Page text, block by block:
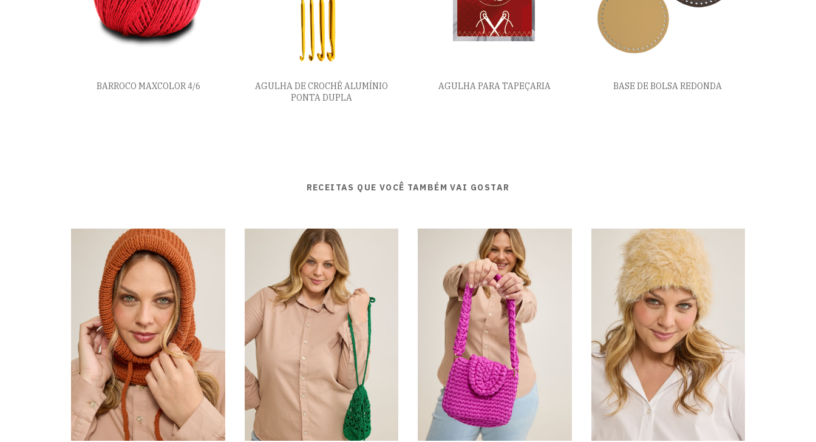
BARROCO MAXCOLOR 4/6
AGULHA DE CROCHÊ ALUMÍNIO
PONTA DUPLA
AGULHA PARA TAPEÇARIA BASE DE BOLSA REDONDA
RECEITAS QUE VOCÊ TAMBÉM VAI GOSTAR